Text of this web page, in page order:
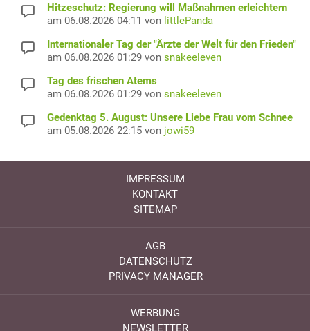
Hitzeschutz: Regierung will Maßnahmen erleichtern
am 06.08.2026 04:11 von littlePanda
Internationaler Tag der "Ärzte der Welt für den Frieden"
am 06.08.2026 01:29 von snakeeleven
Tag des frischen Atems
am 06.08.2026 01:29 von snakeeleven
Gedenktag 5. August: Unsere Liebe Frau vom Schnee
am 05.08.2026 22:15 von jowi59
IMPRESSUM
KONTAKT
SITEMAP
AGB
DATENSCHUTZ
PRIVACY MANAGER
WERBUNG
NEWSLETTER